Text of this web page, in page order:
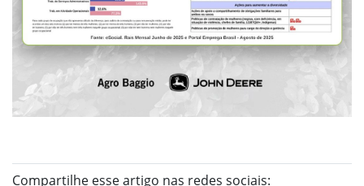
Compartilhe esse artigo nas redes sociais: